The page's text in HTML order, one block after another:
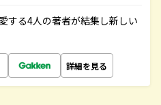
する4人の著者が結集し新しい
詳細を見る